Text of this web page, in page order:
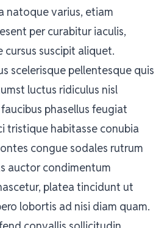
natoque varius, etiam
per curabitur iaculis,
suscipit aliquet.
scelerisque pellentesque quis
luctus ridiculus nisl
phasellus feugiat
tristique habitasse conubia
congue sodales rutrum
auctor condimentum
platea tincidunt ut
lobortis ad nisi diam quam.